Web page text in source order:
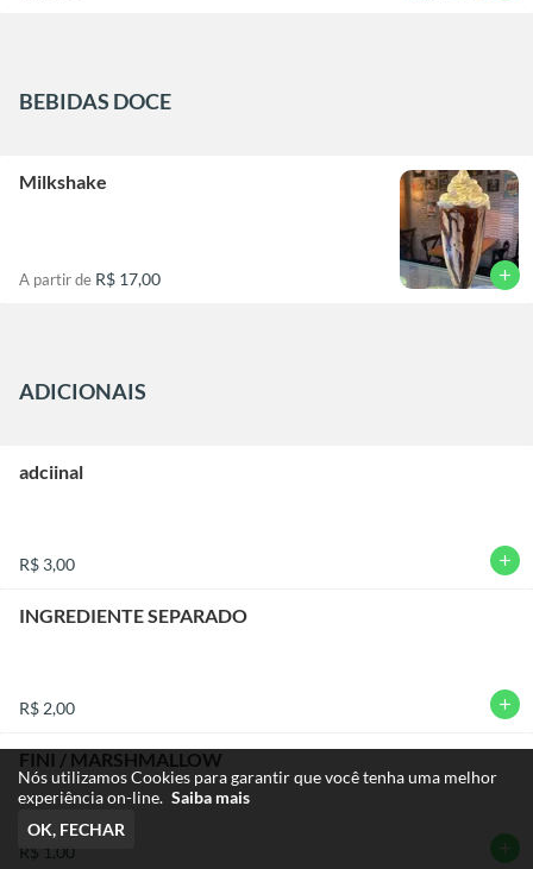
BEBIDAS DOCE
Milkshake
A partir de R$ 17,00 add
ADICIONAIS
adciinal
R$ 3,00 add
INGREDIENTE SEPARADO
R$ 2,00 add
FINI / MARSHMALLOW
R$ 1,00 add
Nós utilizamos Cookies para garantir que você tenha uma melhor
experiência on-line. Saiba mais
OK, FECHAR